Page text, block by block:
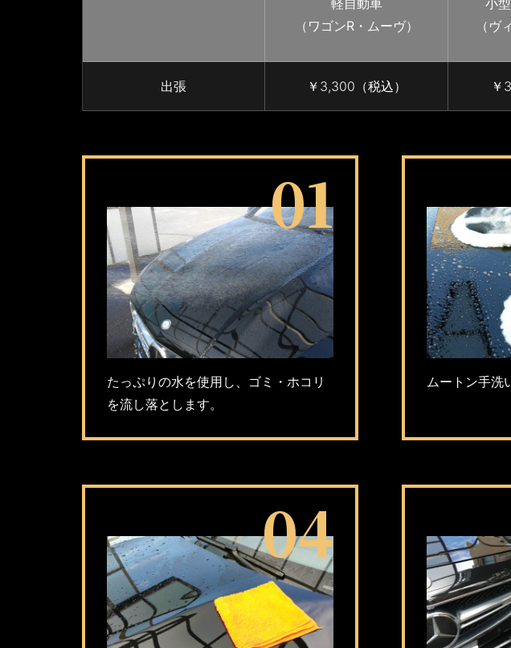
軽自動車
（ワゴンR・ムーヴ）
小
（ヴ
出張 ￥3,300（税込） ￥
たっぷりの水を使用し、ゴミ・ホコリ
を流し落とします。
ムートン手洗